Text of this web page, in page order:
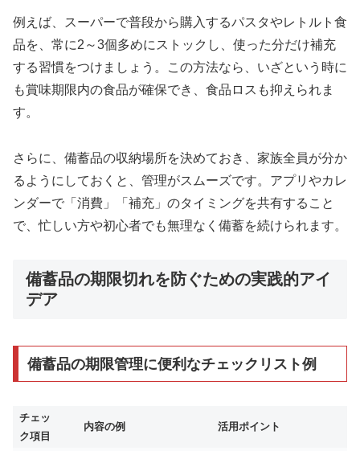
例えば、スーパーで普段から購入するパスタやレトルト食
品を、常に2～3個多めにストックし、使った分だけ補充
する習慣をつけましょう。この方法なら、いざという時に
も賞味期限内の食品が確保でき、食品ロスも抑えられま
す。
さらに、備蓄品の収納場所を決めておき、家族全員が分か
るようにしておくと、管理がスムーズです。アプリやカレ
ンダーで「消費」「補充」のタイミングを共有すること
で、忙しい方や初心者でも無理なく備蓄を続けられます。
備蓄品の期限切れを防ぐための実践的アイ
デア
備蓄品の期限管理に便利なチェックリスト例
チェッ
ク項目
内容の例 活用ポイント